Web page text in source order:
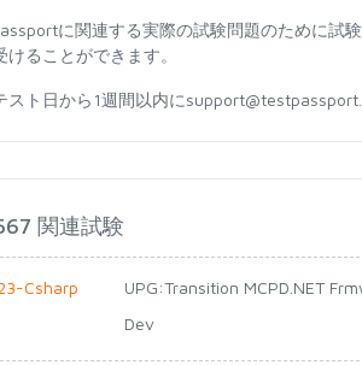
に関連する実際の試験問題のために試
けることができます。
スト日から1週間以内に
関連試験
Csharp
UPG:Transition MCPD.NET
Dev